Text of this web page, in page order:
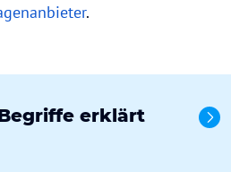
.
erklärt
Alle